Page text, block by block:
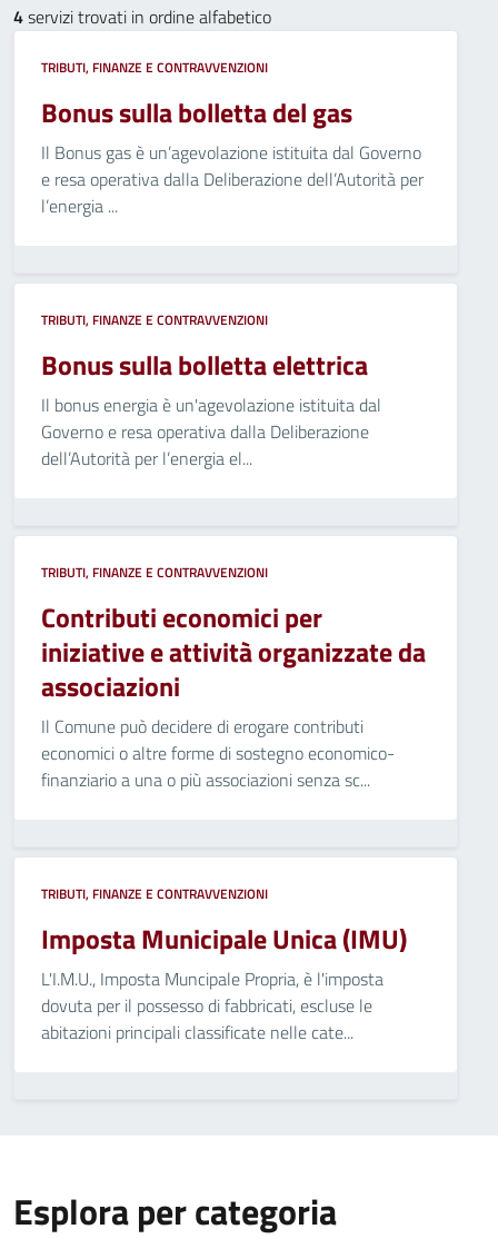
4servizi trovati in ordine alfabetico
TRIBUTI, FINANZE E CONTRAVVENZIONI
Bonus sulla bolletta del gas
Il Bonus gas è un’agevolazione istituita dal Governo
e resa operativa dalla Deliberazione dell’Autorità per
l’energia ...
TRIBUTI, FINANZE E CONTRAVVENZIONI
Bonus sulla bolletta elettrica
Il bonus energia è un'agevolazione istituita dal
Governo e resa operativa dalla Deliberazione
dell’Autorità per l’energia el...
TRIBUTI, FINANZE E CONTRAVVENZIONI
Contributi economici per
iniziative e attività organizzate da
associazioni
Il Comune può decidere di erogare contributi
economici o altre forme di sostegno economico-
finanziario a una o più associazioni senza sc...
TRIBUTI, FINANZE E CONTRAVVENZIONI
Imposta Municipale Unica (IMU)
L'I.M.U., Imposta Muncipale Propria, è l'imposta
dovuta per il possesso di fabbricati, escluse le
abitazioni principali classificate nelle cate...
Esplora per categoria